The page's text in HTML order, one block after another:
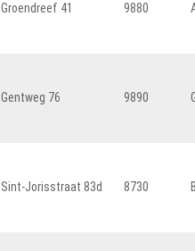
Groendreef 41 9880
Gentweg 76 9890
Sint-Jorisstraat 83d 8730